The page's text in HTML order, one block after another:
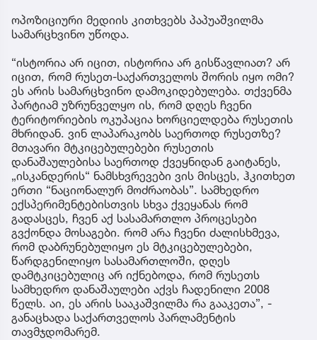
ოპოზიციური მედიის კითხვებს პაპუაშვილმა
სამარცხვინო უწოდა.
“ისტორია არ იცით, ისტორია არ გისწავლიათ? არ
იცით, რომ რუსეთ-საქართველოს შორის იყო ომი?
ეს არის სამარცხვინო დამოკიდებულება. თქვენმა
პარტიამ უზრუნველყო ის, რომ დღეს ჩვენი
ტერიტორიების ოკუპაცია ხორციელდება რუსეთის
მხრიდან. ვინ ლაპარაკობს საერთოდ რუსეთზე?
მთავარი მტკიცებულებები რუსეთის
დანაშაულებისა საერთოდ ქვეყნიდან გაიტანეს,
„ისკანდერის“ ნამსხვრევები ვის მისცეს, ჰკითხეთ
ერთი “ნაციონალურ მოძრაობას”. სამხედრო
ექსპერიმენტებისთვის სხვა ქვეყანას რომ
გადასცეს, ჩვენ აქ სასამართლო პროცესები
გვქონდა მოსაგები. რომ არა ჩვენი ძალისხმევა,
რომ დაბრუნებულიყო ეს მტკიცებულებები,
წარდგენილიყო სასამართლოში, დღეს
დამტკიცებულიც არ იქნებოდა, რომ რუსეთს
სამხედრო დანაშაულები აქვს ჩადენილი 2008
წელს. აი, ეს არის სააკაშვილმა რა გააკეთა”, -
განაცხადა საქართველოს პარლამენტის
თავმჯდომარემ.